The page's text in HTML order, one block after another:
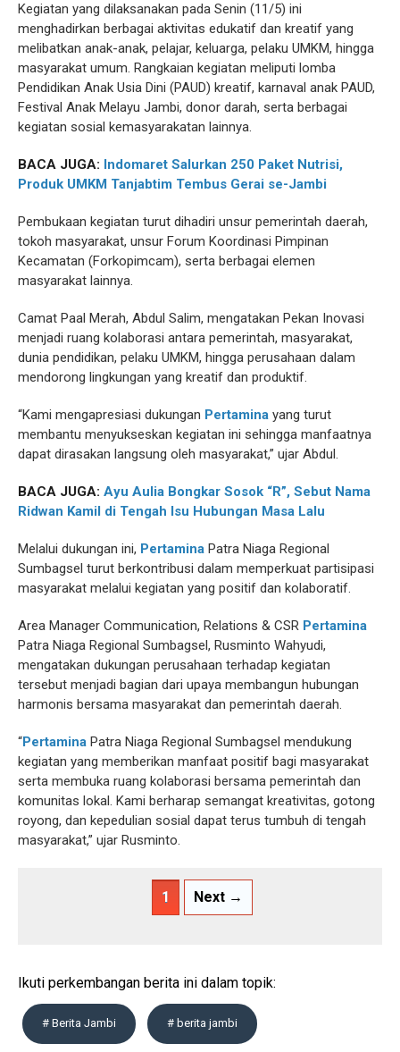
Kegiatan yang dilaksanakan pada Senin (11/5) ini
menghadirkan berbagai aktivitas edukatif dan kreatif yang
melibatkan anak-anak, pelajar, keluarga, pelaku UMKM, hingga
masyarakat umum. Rangkaian kegiatan meliputi lomba
Pendidikan Anak Usia Dini (PAUD) kreatif, karnaval anak PAUD,
Festival Anak Melayu Jambi, donor darah, serta berbagai
kegiatan sosial kemasyarakatan lainnya.
BACA JUGA: Indomaret Salurkan 250 Paket Nutrisi,
Produk UMKM Tanjabtim Tembus Gerai se-Jambi
Pembukaan kegiatan turut dihadiri unsur pemerintah daerah,
tokoh masyarakat, unsur Forum Koordinasi Pimpinan
Kecamatan (Forkopimcam), serta berbagai elemen
masyarakat lainnya.
Camat Paal Merah, Abdul Salim, mengatakan Pekan Inovasi
menjadi ruang kolaborasi antara pemerintah, masyarakat,
dunia pendidikan, pelaku UMKM, hingga perusahaan dalam
mendorong lingkungan yang kreatif dan produktif.
“Kami mengapresiasi dukungan Pertamina yang turut
membantu menyukseskan kegiatan ini sehingga manfaatnya
dapat dirasakan langsung oleh masyarakat,” ujar Abdul.
BACA JUGA: Ayu Aulia Bongkar Sosok “R”, Sebut Nama
Ridwan Kamil di Tengah Isu Hubungan Masa Lalu
Melalui dukungan ini, Pertamina Patra Niaga Regional
Sumbagsel turut berkontribusi dalam memperkuat partisipasi
masyarakat melalui kegiatan yang positif dan kolaboratif.
Area Manager Communication, Relations & CSR Pertamina
Patra Niaga Regional Sumbagsel, Rusminto Wahyudi,
mengatakan dukungan perusahaan terhadap kegiatan
tersebut menjadi bagian dari upaya membangun hubungan
harmonis bersama masyarakat dan pemerintah daerah.
“Pertamina Patra Niaga Regional Sumbagsel mendukung
kegiatan yang memberikan manfaat positif bagi masyarakat
serta membuka ruang kolaborasi bersama pemerintah dan
komunitas lokal. Kami berharap semangat kreativitas, gotong
royong, dan kepedulian sosial dapat terus tumbuh di tengah
masyarakat,” ujar Rusminto.
1 Next →
Ikuti perkembangan berita ini dalam topik:
# Berita Jambi # berita jambi